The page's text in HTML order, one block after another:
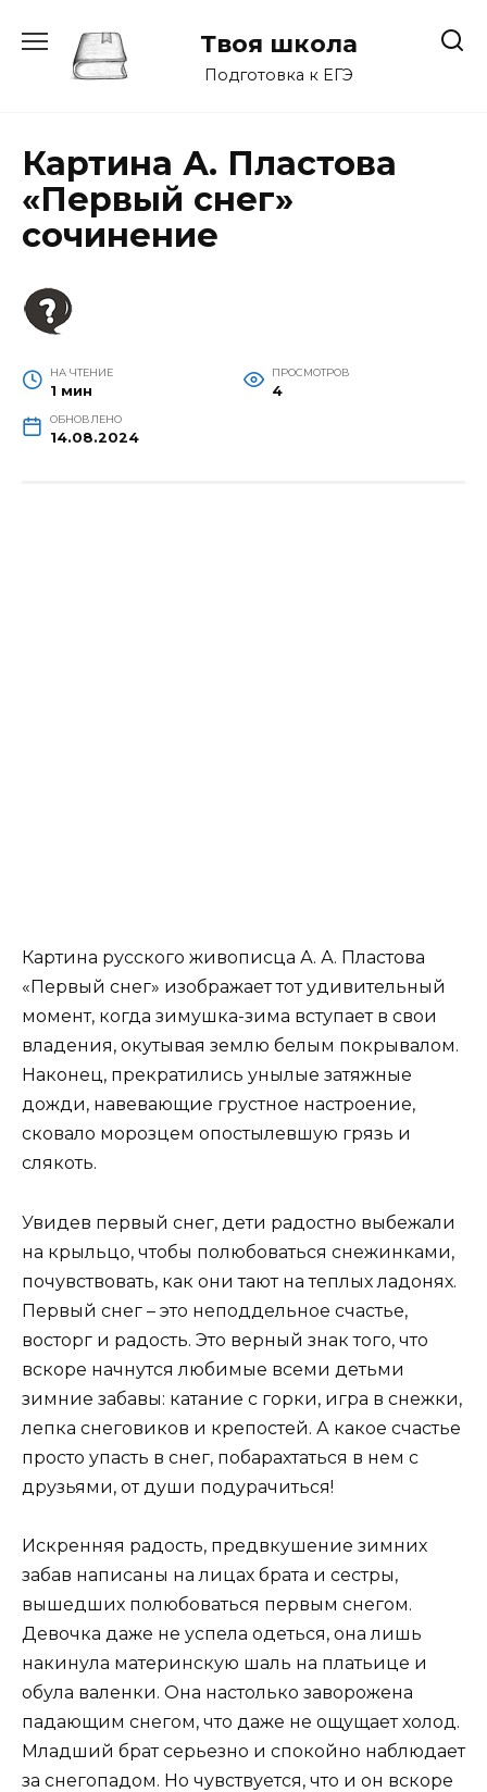
содержанию
Твоя школа
Подготовка к ЕГЭ
Картина А. Пластова
«Первый снег»
сочинение
НА ЧТЕНИЕ
1 мин
ПРОСМОТРОВ
4
ОБНОВЛЕНО
14.08.2024
Картина русского живописца А. А. Пластова
«Первый снег» изображает тот удивительный
момент, когда зимушка-зима вступает в свои
владения, окутывая землю белым покрывалом.
Наконец, прекратились унылые затяжные
дожди, навевающие грустное настроение,
сковало морозцем опостылевшую грязь и
слякоть.
Увидев первый снег, дети радостно выбежали
на крыльцо, чтобы полюбоваться снежинками,
почувствовать, как они тают на теплых ладонях.
Первый снег – это неподдельное счастье,
восторг и радость. Это верный знак того, что
вскоре начнутся любимые всеми детьми
зимние забавы: катание с горки, игра в снежки,
лепка снеговиков и крепостей. А какое счастье
просто упасть в снег, побарахтаться в нем с
друзьями, от души подурачиться!
Искренняя радость, предвкушение зимних
забав написаны на лицах брата и сестры,
вышедших полюбоваться первым снегом.
Девочка даже не успела одеться, она лишь
накинула материнскую шаль на платьице и
обула валенки. Она настолько заворожена
падающим снегом, что даже не ощущает холод.
Младший брат серьезно и спокойно наблюдает
за снегопадом. Но чувствуется, что и он вскоре